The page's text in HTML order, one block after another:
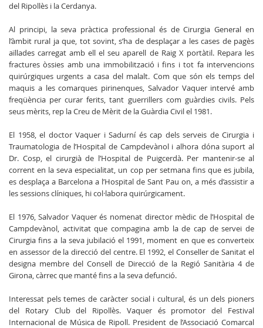
del Ripollès i la Cerdanya.
Al principi, la seva pràctica professional és de Cirurgia General en
l’àmbit rural ja que, tot sovint, s’ha de desplaçar a les cases de pagès
aïllades carregat amb ell el seu aparell de Raig X portàtil. Repara les
fractures òssies amb una immobilització i fins i tot fa intervencions
quirúrgiques urgents a casa del malalt. Com que són els temps del
maquis a les comarques pirinenques, Salvador Vaquer intervé amb
freqüència per curar ferits, tant guerrillers com guàrdies civils. Pels
seus mèrits, rep la Creu de Mèrit de la Guàrdia Civil el 1981.
El 1958, el doctor Vaquer i Sadurní és cap dels serveis de Cirurgia i
Traumatologia de l’Hospital de Campdevànol i alhora dóna suport al
Dr. Cosp, el cirurgià de l’Hospital de Puigcerdà. Per mantenir-se al
corrent en la seva especialitat, un cop per setmana fins que es jubila,
es desplaça a Barcelona a l’Hospital de Sant Pau on, a més d’assistir a
les sessions clíniques, hi col·labora quirúrgicament.
El 1976, Salvador Vaquer és nomenat director mèdic de l’Hospital de
Campdevànol, activitat que compagina amb la de cap de servei de
Cirurgia fins a la seva jubilació el 1991, moment en que es converteix
en assessor de la direcció del centre. El 1992, el Conseller de Sanitat el
designa membre del Consell de Direcció de la Regió Sanitària 4 de
Girona, càrrec que manté fins a la seva defunció.
Interessat pels temes de caràcter social i cultural, és un dels pioners
del Rotary Club del Ripollès. Vaquer és promotor del Festival
Internacional de Música de Ripoll. President de l’Associació Comarcal